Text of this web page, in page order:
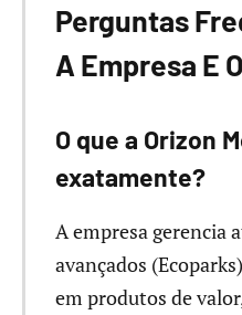
Perguntas
A Empresa E
O que a Orizon
exatamente?
A empresa gerencia
avançados
em produtos de